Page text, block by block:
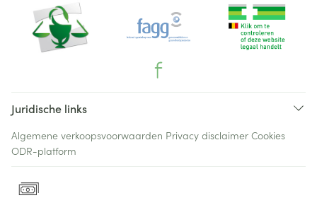
Juridische links
Algemene verkoopsvoorwaarden Privacy disclaimer Cookies
ODR-platform